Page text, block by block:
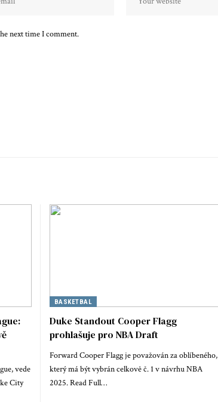
next time I comment.
vede
City
BASKETBAL
Duke Standout Cooper Flagg
prohlašuje pro NBA Draft
Forward Cooper Flagg je považován za oblíbeného, ​​
který má být vybrán celkově č. 1 v návrhu NBA
2025. Read Full…